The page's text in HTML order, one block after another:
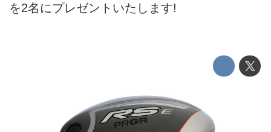
を2名にプレゼントいたします!